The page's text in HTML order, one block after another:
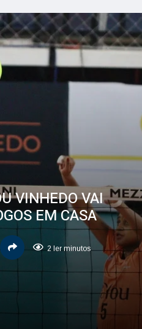
VINHEDO VAI
EM CASA
2 ler minutos